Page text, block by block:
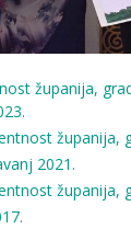
županija,
županija,
2021.
županija,